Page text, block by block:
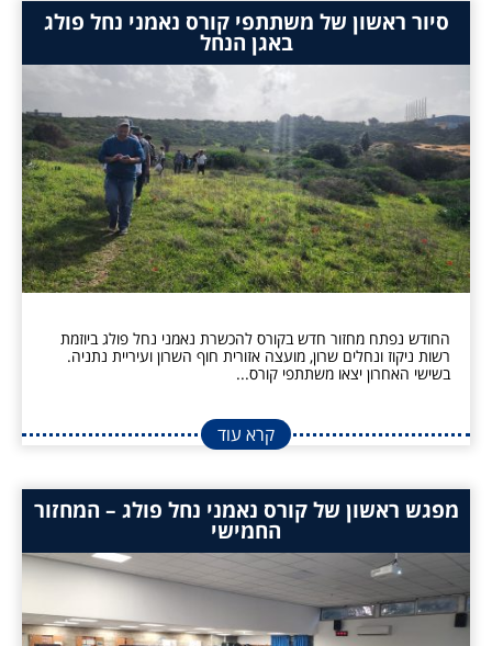
סיור ראשון של משתתפי קורס נאמני נחל פולג
באגן הנחל
החודש נפתח מחזור חדש בקורס להכשרת נאמני נחל פולג ביוזמת
רשות ניקוז ונחלים שרון, מועצה אזורית חוף השרון ועיריית נתניה.
בשישי האחרון יצאו משתתפי קורס...
קרא עוד
מפגש ראשון של קורס נאמני נחל פולג – המחזור
החמישי